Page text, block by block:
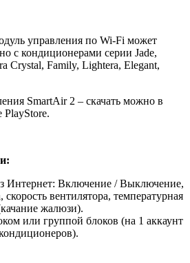
управления по Wi-Fi может
с кондиционерами серии Jade,
Crystal, Family, Lightera, Elegant,
SmartAir 2 – скачать можно в
PlayStore.
Интернет: Включение / Выключение,
вентилятора, температурная
жалюзи).
или группой блоков (на 1 аккаунт